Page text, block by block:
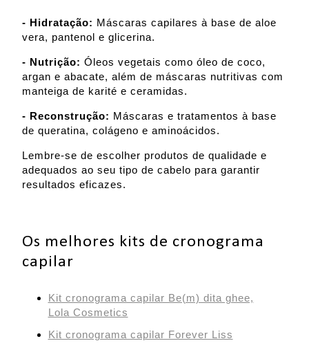
- Hidratação: Máscaras capilares à base de aloe
vera, pantenol e glicerina.
- Nutrição: Óleos vegetais como óleo de coco,
argan e abacate, além de máscaras nutritivas com
manteiga de karité e ceramidas.
- Reconstrução: Máscaras e tratamentos à base
de queratina, colágeno e aminoácidos.
Lembre-se de escolher produtos de qualidade e
adequados ao seu tipo de cabelo para garantir
resultados eficazes.
Os melhores kits de cronograma
capilar
Kit cronograma capilar Be(m) dita ghee,
Lola Cosmetics
Kit cronograma capilar Forever Liss